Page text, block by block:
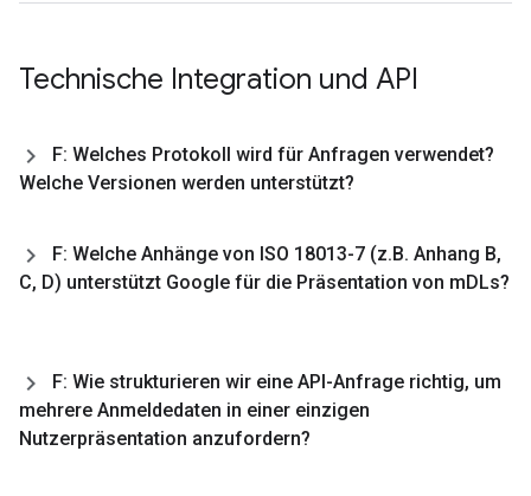
Technische Integration und API
F: Welches Protokoll wird für Anfragen verwendet?
Welche Versionen werden unterstützt?
F: Welche Anhänge von ISO 18013-7 (z.B. Anhang B,
C, D) unterstützt Google für die Präsentation von mDLs?
F: Wie strukturieren wir eine API-Anfrage richtig, um
mehrere Anmeldedaten in einer einzigen
Nutzerpräsentation anzufordern?